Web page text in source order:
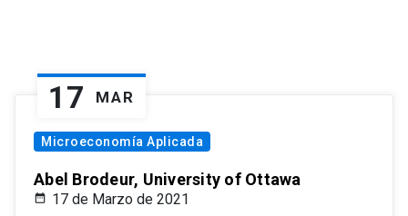
17 MAR
Microeconomía Aplicada
Abel Brodeur, University of Ottawa
17 de Marzo de 2021